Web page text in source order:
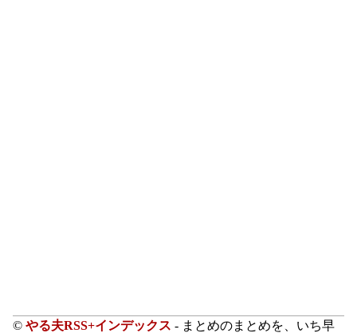
© やる夫RSS+インデックス - まとめのまとめを、いち早